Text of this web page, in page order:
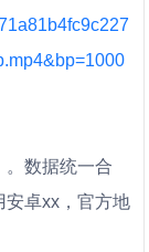
。数据统一合
安卓xx，官方地